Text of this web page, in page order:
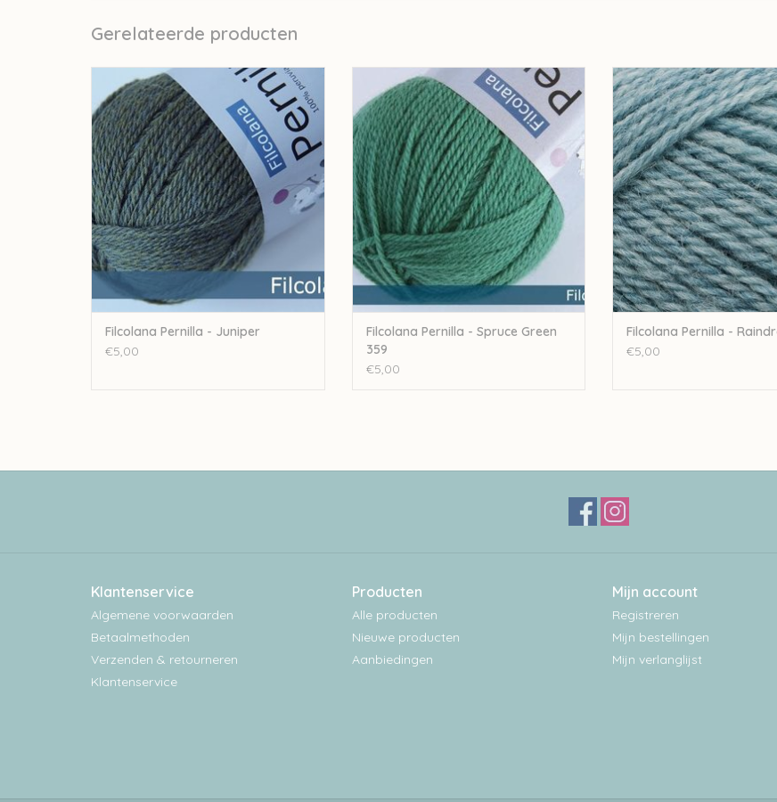
Gerelateerde producten
Filcolana Filcolana Pernilla - Juniper
TOEVOEGEN AAN WINKELWAGEN
Filcolana Pernilla - Juniper
€5,00
Filcolana Filcolana Pernilla - Spruce Green
359
TOEVOEGEN AAN WINKELWAGEN
Filcolana Pernilla - Spruce Green
359
€5,00
Filcolana Filcolana Pernilla -
TOEVOEGEN AAN
Filcolana Pernilla -
€5,00
Klantenservice
Algemene voorwaarden
Betaalmethoden
Verzenden & retourneren
Klantenservice
Producten
Alle producten
Nieuwe producten
Aanbiedingen
Mijn account
Registreren
Mijn bestellingen
Mijn verlanglijst